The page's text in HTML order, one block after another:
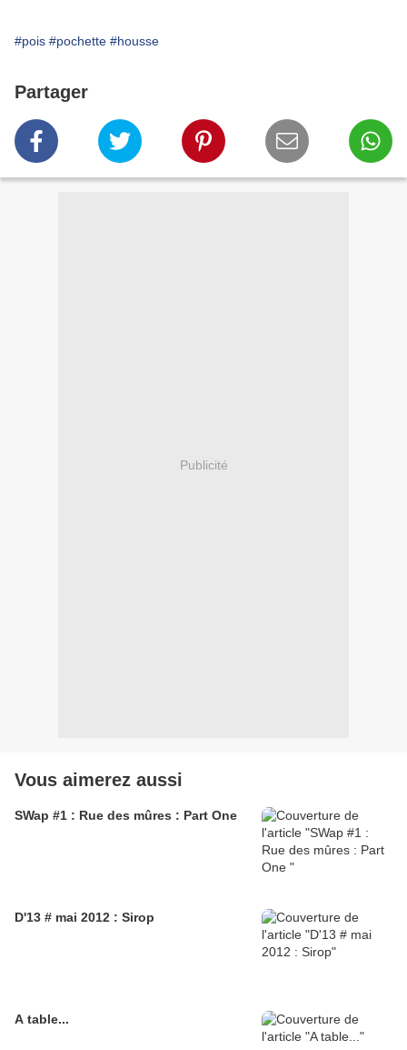
#pois #pochette #housse
Partager
Publicité
Vous aimerez aussi
SWap #1 : Rue des mûres : Part One
D'13 # mai 2012 : Sirop
A table...